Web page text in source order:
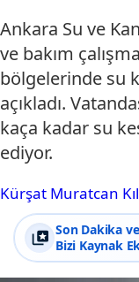
Ankara Su ve
ve bakım
bölgelerinde su
açıkladı.
kaça kadar su
ediyor.
Kürşat Muratcan
Son Dakika
Bizi Kaynak